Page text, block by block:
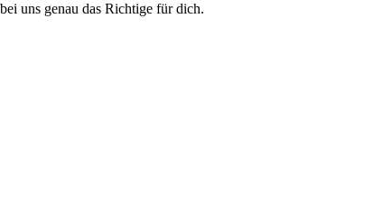
uns genau das Richtige für dich.